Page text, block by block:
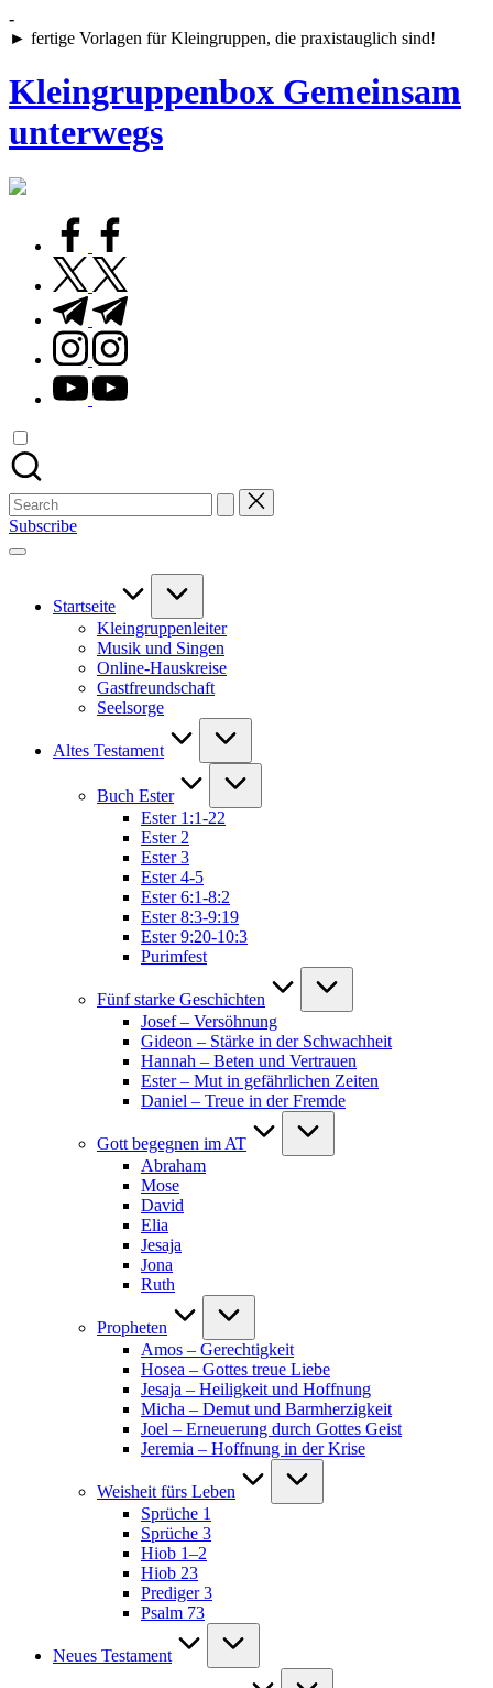
Skip
to
-
► fertige Vorlagen für Kleingruppen, die praxistauglich sind!
Kleingruppenbox Gemeinsam
unterwegs
Gemeinsam
wachsen,
leben
facebook.com
twitter.com
t.me
instagram.com
youtube.com
Search
for:
Subscribe
Startseite
Kleingruppenleiter
Musik und Singen
Online-Hauskreise
Gastfreundschaft
Seelsorge
Altes Testament
Buch Ester
Ester 1:1-22
Ester 2
Ester 3
Ester 4-5
Ester 6:1-8:2
Ester 8:3-9:19
Ester 9:20-10:3
Purimfest
Fünf starke Geschichten
Josef – Versöhnung
Gideon – Stärke in der Schwachheit
Hannah – Beten und Vertrauen
Ester – Mut in gefährlichen Zeiten
Daniel – Treue in der Fremde
Gott begegnen im AT
Abraham
Mose
David
Elia
Jesaja
Jona
Ruth
Propheten
Amos – Gerechtigkeit
Hosea – Gottes treue Liebe
Jesaja – Heiligkeit und Hoffnung
Micha – Demut und Barmherzigkeit
Joel – Erneuerung durch Gottes Geist
Jeremia – Hoffnung in der Krise
Weisheit fürs Leben
Sprüche 1
Sprüche 3
Hiob 1–2
Hiob 23
Prediger 3
Psalm 73
Neues Testament